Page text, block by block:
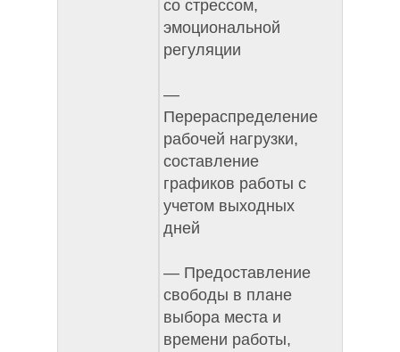
со стрессом,
эмоциональной
регуляции
—
Перераспределение
рабочей нагрузки,
составление
графиков работы с
учетом выходных
дней
— Предоставление
свободы в плане
выбора места и
времени работы,